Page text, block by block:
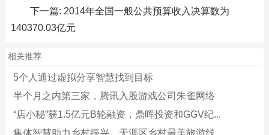
下一篇: 2014年全国一般公共预算收入决算数为
140370.03亿元
相关推荐
5个人通过虚拟分享智慧找到目标
半个月之内第三家，腾讯入股游戏公司朱雀网络
“店小秘”获1.5亿元B轮融资，鼎晖投资和GGV纪...
集体智慧助力乡村振兴，天涯区乡村最美旅游线...